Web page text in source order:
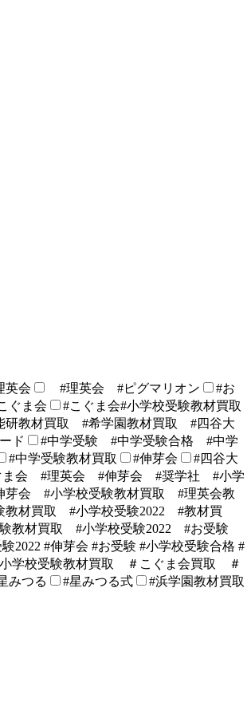
会 #理英会 #ピグマリオン
#お
ぐま会
#こぐま会#小学校受験教材買取
教材買取 #希学園教材買取 #四谷大
ド
#中学受験 #中学受験合格 #中学
#中学受験教材買取 #伸芽会
#四谷大
ま会 #理英会 #伸芽会 #奨学社 #小学
会 #小学校受験教材買取 #理英会教
材買取 #小学校受験2022 #教材買
教材買取 #小学校受験2022 #お受験
2022 #伸芽会 #お受験 #小学校受験合格 #
小学校受験教材買取 ＃こぐま会買取 ＃
みつる #星みつる式
#浜学園教材買取